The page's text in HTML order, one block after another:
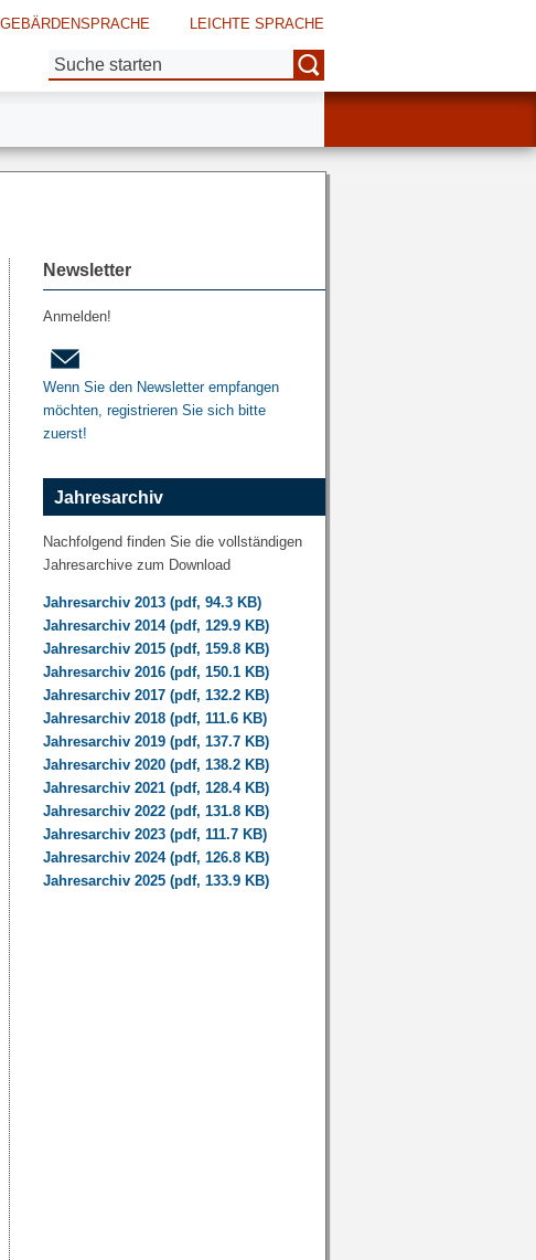
GEBÄRDENSPRACHE LEICHTE SPRACHE
Suche:
Newsletter
Anmelden!
Wenn Sie den Newsletter empfangen
möchten, registrieren Sie sich bitte
zuerst!
Jahresarchiv
Nachfolgend finden Sie die vollständigen
Jahresarchive zum Download
Jahresarchiv 2013 (pdf, 94.3 KB)
Jahresarchiv 2014 (pdf, 129.9 KB)
Jahresarchiv 2015 (pdf, 159.8 KB)
Jahresarchiv 2016 (pdf, 150.1 KB)
Jahresarchiv 2017 (pdf, 132.2 KB)
Jahresarchiv 2018 (pdf, 111.6 KB)
Jahresarchiv 2019 (pdf, 137.7 KB)
Jahresarchiv 2020 (pdf, 138.2 KB)
Jahresarchiv 2021 (pdf, 128.4 KB)
Jahresarchiv 2022 (pdf, 131.8 KB)
Jahresarchiv 2023 (pdf, 111.7 KB)
Jahresarchiv 2024 (pdf, 126.8 KB)
Jahresarchiv 2025 (pdf, 133.9 KB)